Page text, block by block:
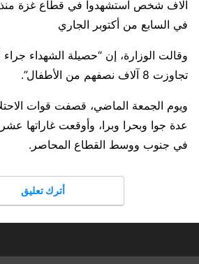
آلاف شخص استشهدوا في قطاع غزة منذ
في السابع من أكتوبر الجاري
وقالت الوزارة، إن “حصيلة الشهداء جراء
تجاوزت 8 آلاف نصفهم من الأطفال”.
ويوم الجمعة الماضي، قصفت قوات
عدة جوا وبحرا وبرا، وأوقعت غاراتها
في جنوب ووسط القطاع المحاصر.
أترك تعليق